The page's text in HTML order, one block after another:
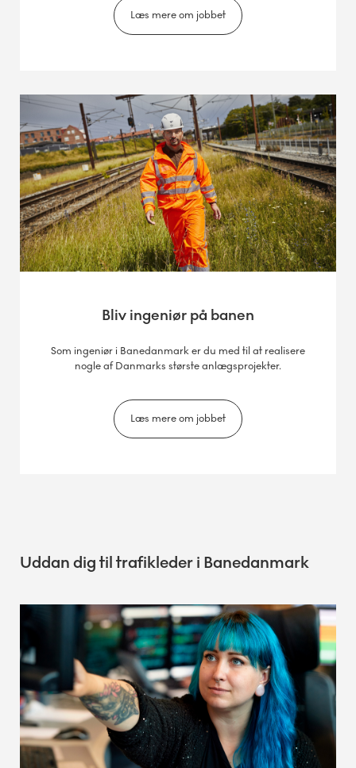
Læs mere om jobbet
Bliv ingeniør på banen
Som ingeniør i Banedanmark er du med til at realisere
nogle af Danmarks største anlægsprojekter.
Læs mere om jobbet
Uddan dig til trafikleder i Banedanmark